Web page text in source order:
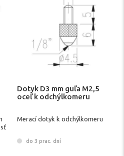
Dotyk D3 mm guľa M2,5
oceľ k odchýlkomeru
Merací dotyk k odchýlkomeru
do 3 prac. dní